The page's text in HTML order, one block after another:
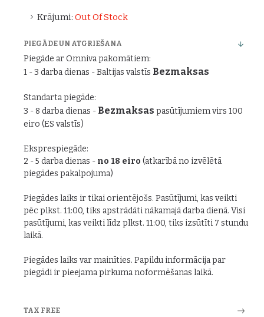
Krājumi: Out Of Stock
PIEGĀDE UN ATGRIEŠANA
Piegāde ar Omniva pakomātiem:
1 - 3 darba dienas - Baltijas valstīs Bezmaksas
Standarta piegāde:
3 - 8 darba dienas - Bezmaksas pasūtījumiem virs 100
eiro (ES valstīs)
Eksprespiegāde:
2 - 5 darba dienas - no 18 eiro (atkarībā no izvēlētā
piegādes pakalpojuma)
Piegādes laiks ir tikai orientējošs. Pasūtījumi, kas veikti
pēc plkst. 11:00, tiks apstrādāti nākamajā darba dienā. Visi
pasūtījumi, kas veikti līdz plkst. 11:00, tiks izsūtīti 7 stundu
laikā.
Piegādes laiks var mainīties. Papildu informācija par
piegādi ir pieejama pirkuma noformēšanas laikā.
TAX FREE